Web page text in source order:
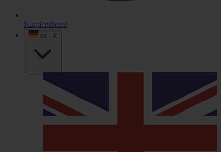
Kundendienst
de - €